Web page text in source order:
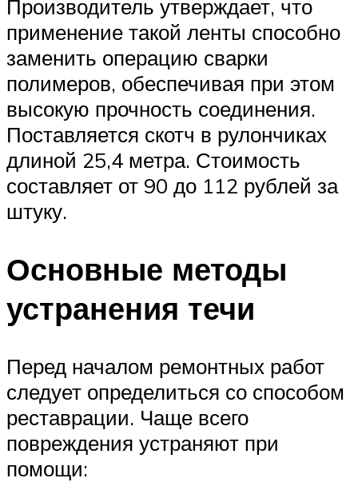
Производитель утверждает, что
применение такой ленты способно
заменить операцию сварки
полимеров, обеспечивая при этом
высокую прочность соединения.
Поставляется скотч в рулончиках
длиной 25,4 метра. Стоимость
составляет от 90 до 112 рублей за
штуку.
Основные методы
устранения течи
Перед началом ремонтных работ
следует определиться со способом
реставрации. Чаще всего
повреждения устраняют при
помощи: